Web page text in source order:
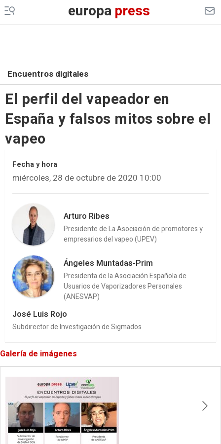
europapress
Encuentros digitales
El perfil del vapeador en
España y falsos mitos sobre el
vapeo
Fecha y hora
miércoles, 28 de octubre de 2020 10:00
Arturo Ribes
Presidente de La Asociación de promotores y
empresarios del vapeo (UPEV)
Ángeles Muntadas-Prim
Presidenta de la Asociación Española de
Usuarios de Vaporizadores Personales
(ANESVAP)
José Luis Rojo
Subdirector de Investigación de Sigmados
Galería de imágenes